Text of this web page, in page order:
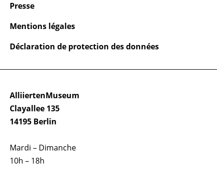
AlliiertenMuseum
Clayallee 135
14195 Berlin
Mardi – Dimanche
10h – 18h
Presse
Mentions légales
Déclaration de protection des données